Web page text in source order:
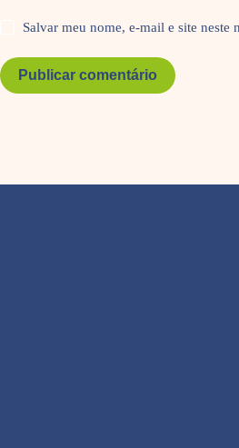
Salvar meu nome, e-mail e site neste
Publicar comentário